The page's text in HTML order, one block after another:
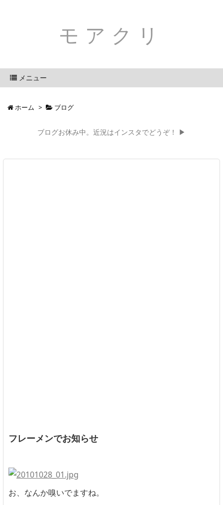
モアクリ
メニュー
ホーム > ブログ
ブログお休み中。近況はインスタでどうぞ！ ▶
フレーメンでお知らせ
お、なんか嗅いでますね。